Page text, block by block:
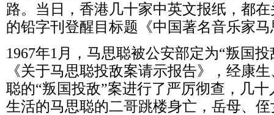
路。当日，香港几十家中英文报纸，都
的铅字刊登醒目标题《中国著名音乐家
1967年1月，马思聪被公安部定为“叛国
《关于马思聪投敌案请示报告》，经康
聪的“叛国投敌”案进行了严厉彻查，几
生活的马思聪的二哥跳楼身亡，岳母、